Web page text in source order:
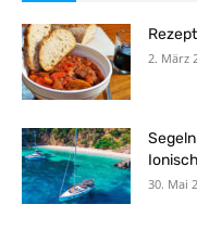
2. März
30. Mai